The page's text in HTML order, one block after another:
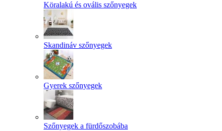
Köralakú és ovális szőnyegek
Skandináv szőnyegek
Gyerek szőnyegek
Szőnyegek a fürdőszobába